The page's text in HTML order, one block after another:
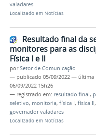
valadares
Localizado em Notícias
Resultado final da
monitores para as
Física I e II
porSetor de Comunicação
— publicado 05/09/2022 — última
06/09/2022 15h26
— registrado em: resultado final,
seletivo, monitoria, física I, física II,
governador valadares
Localizado em Notícias